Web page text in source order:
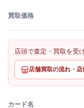
買取価格
店頭で査定・買取を受
店舗買取の流れ・店
カード名